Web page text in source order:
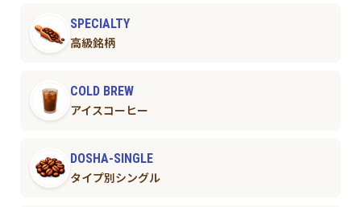
SPECIALTY
高級銘柄
COLD BREW
アイスコーヒー
DOSHA-SINGLE
タイプ別シングル